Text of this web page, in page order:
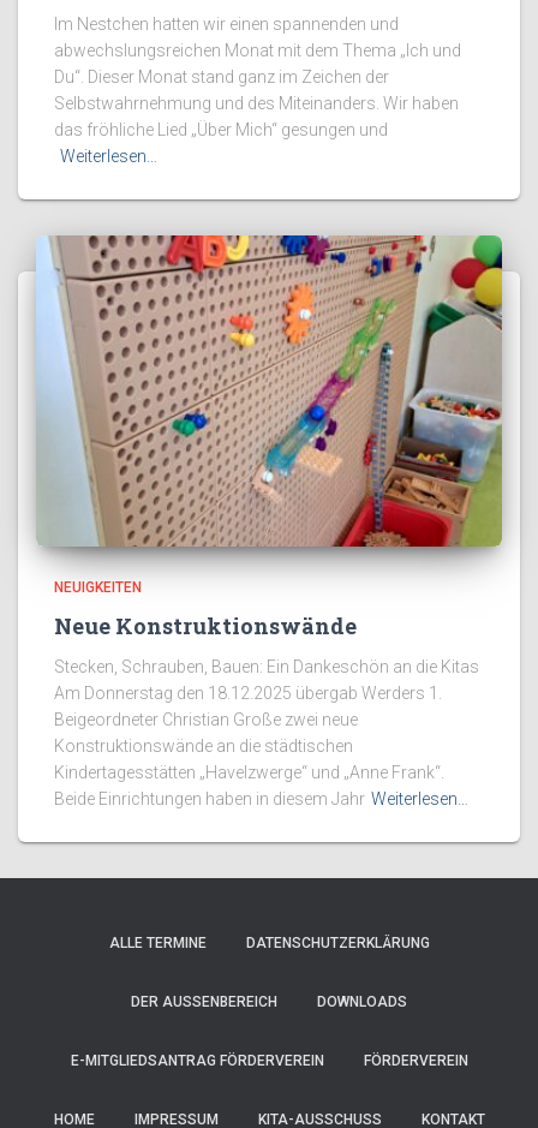
Im Nestchen hatten wir einen spannenden und
abwechslungsreichen Monat mit dem Thema „Ich und
Du“. Dieser Monat stand ganz im Zeichen der
Selbstwahrnehmung und des Miteinanders. Wir haben
das fröhliche Lied „Über Mich“ gesungen und
Weiterlesen…
NEUIGKEITEN
Neue Konstruktionswände
Stecken, Schrauben, Bauen: Ein Dankeschön an die Kitas
Am Donnerstag den 18.12.2025 übergab Werders 1.
Beigeordneter Christian Große zwei neue
Konstruktionswände an die städtischen
Kindertagesstätten „Havelzwerge“ und „Anne Frank“.
Beide Einrichtungen haben in diesem Jahr Weiterlesen…
ALLE TERMINE DATENSCHUTZERKLÄRUNG
DER AUSSENBEREICH DOWNLOADS
E-MITGLIEDSANTRAG FÖRDERVEREIN FÖRDERVEREIN
HOME IMPRESSUM KITA-AUSSCHUSS KONTAKT